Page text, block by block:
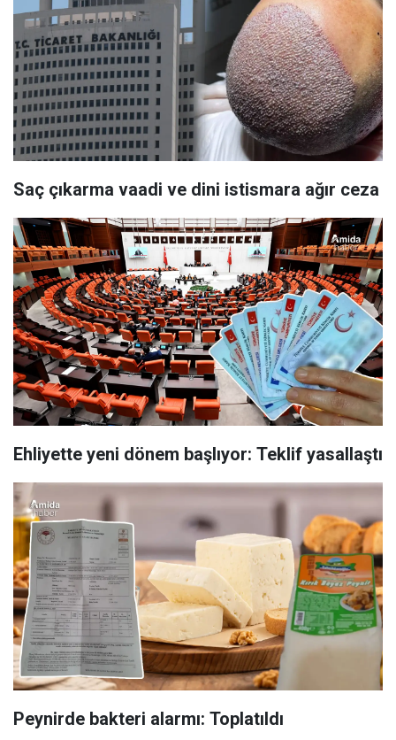
Saç çıkarma vaadi ve dini istismara ağır ceza
Ehliyette yeni dönem başlıyor: Teklif yasallaştı
Peynirde bakteri alarmı: Toplatıldı